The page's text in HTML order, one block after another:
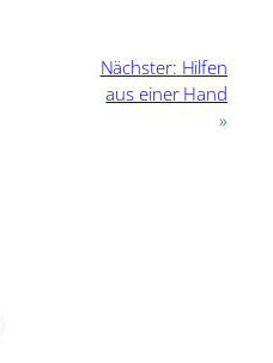
Nächster: Hilfen
aus einer Hand
»